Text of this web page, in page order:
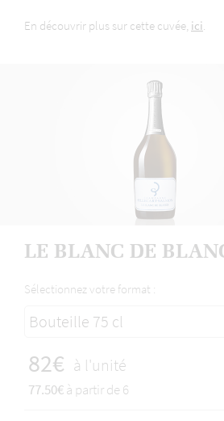
En découvrir plus sur cette cuvée, ici.
LE BLANC DE
Sélectionnez votre format :
Bouteille 75 cl
82€ à l'unité
77.50€à partir de 6